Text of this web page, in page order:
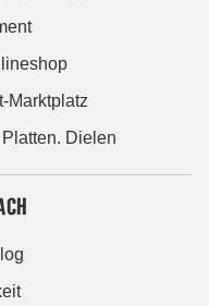
Marktplatz
Dielen